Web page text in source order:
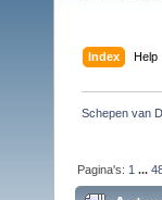
Index Help
Schepen van
Pagina's: 1 ...